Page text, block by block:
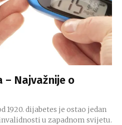
– Najvažnije o
1920. dijabetes je ostao jedan
u zapadnom svijetu.